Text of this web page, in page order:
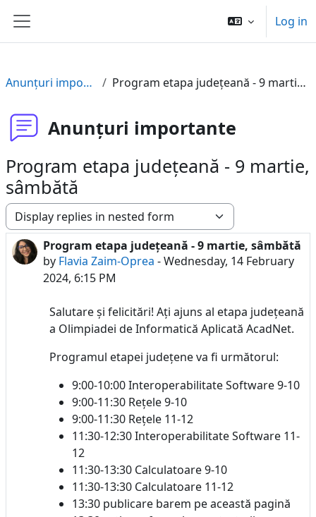
Side panel
Log in
Anunțuri importante Program etapa județeană - 9 martie, sâmbătă
Anunțuri importante
Program etapa județeană - 9 martie,
sâmbătă
Display mode
Program etapa județeană - 9 martie, sâmbătă
by Flavia Zaim-Oprea -Wednesday, 14 February
2024, 6:15 PM
Number of replies: 0
Salutare și felicitări! Ați ajuns al etapa județeană
a Olimpiadei de Informatică Aplicată AcadNet.
Programul etapei județene va fi următorul:
9:00-10:00 Interoperabilitate Software 9-10
9:00-11:30 Rețele 9-10
9:00-11:30 Rețele 11-12
11:30-12:30 Interoperabilitate Software 11-
12
11:30-13:30 Calculatoare 9-10
11:30-13:30 Calculatoare 11-12
13:30 publicare barem pe această pagină